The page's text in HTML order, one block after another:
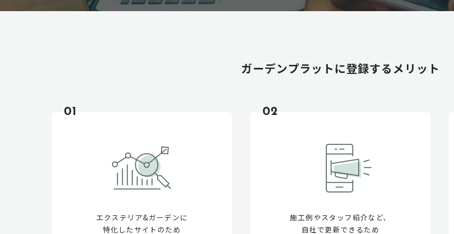
ガーデンプラットに登録するメリット
01
エクステリア&ガーデンに
特化したサイトのため
02
施工例やスタッフ紹介など、
自社で更新できるため